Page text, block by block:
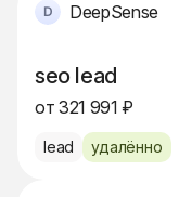
DeepSense
seo lead
от 321 991 ₽
lead удалённо